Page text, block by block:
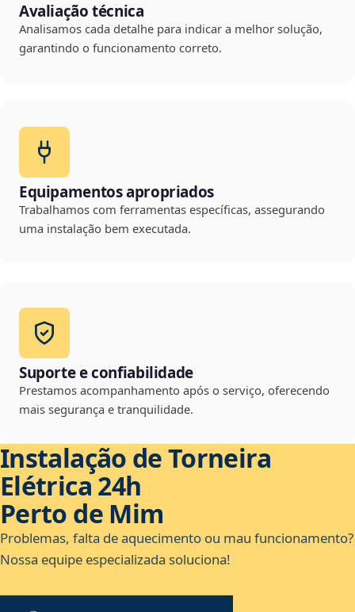
Avaliação técnica
Analisamos cada detalhe para indicar a melhor solução,
garantindo o funcionamento correto.
Equipamentos apropriados
Trabalhamos com ferramentas específicas, assegurando
uma instalação bem executada.
Suporte e confiabilidade
Prestamos acompanhamento após o serviço, oferecendo
mais segurança e tranquilidade.
Instalação de Torneira
Elétrica 24h
Perto de Mim
Problemas, falta de aquecimento ou mau funcionamento?
Nossa equipe especializada soluciona!